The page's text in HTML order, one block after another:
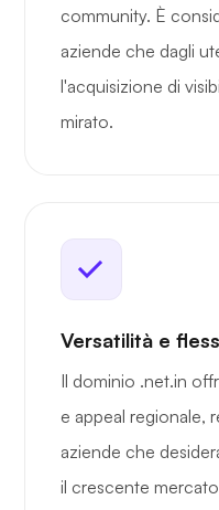
community. È
aziende che dagli
l'acquisizione di
mirato.
Versatilità e
Il dominio .net.in
e appeal regionale,
aziende che
il crescente